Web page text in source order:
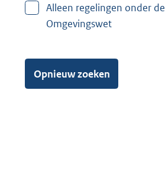
Alleen regelingen onder de
Omgevingswet
Opnieuw zoeken